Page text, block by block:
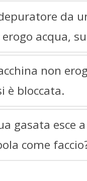
da
acqua,
non
è bloccata.
gasata esce
come